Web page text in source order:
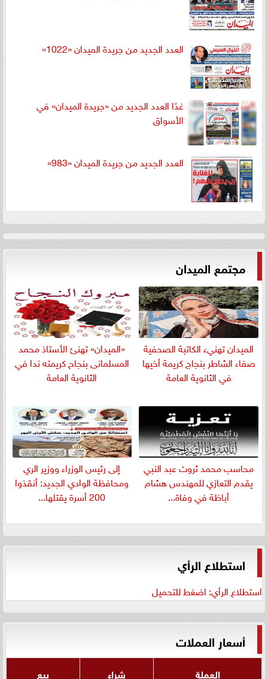
العدد الجديد من جريدة الميدان «1022»
غدًا العدد الجديد من «جريدة الميدان» في
الأسواق
العدد الجديد من جريدة الميدان «983»
مجتمع الميدان
الميدان تهنيء الكاتبة الصحفية
صفاء الشاطر بنجاج كريمة أخيها
في الثانوية العامة
«الميدان» تهنئ الأستاذ محمد
المسلمانى بنجاح كريمته ندا في
الثانوية العامة
​محاسب محمد ثروت عبد النبي
يقدم التعازي للمهندس هشام
أباظة في وفاة...
إلى رئيس الوزراء ووزير الري
ومحافظة الوادي الجديد: أنقذوا
200 أسرة يقتلها...
استطلاع الرأي
استطلاع الرأي: اضغط للتحميل
أسعار العملات
العملة شراء بيع